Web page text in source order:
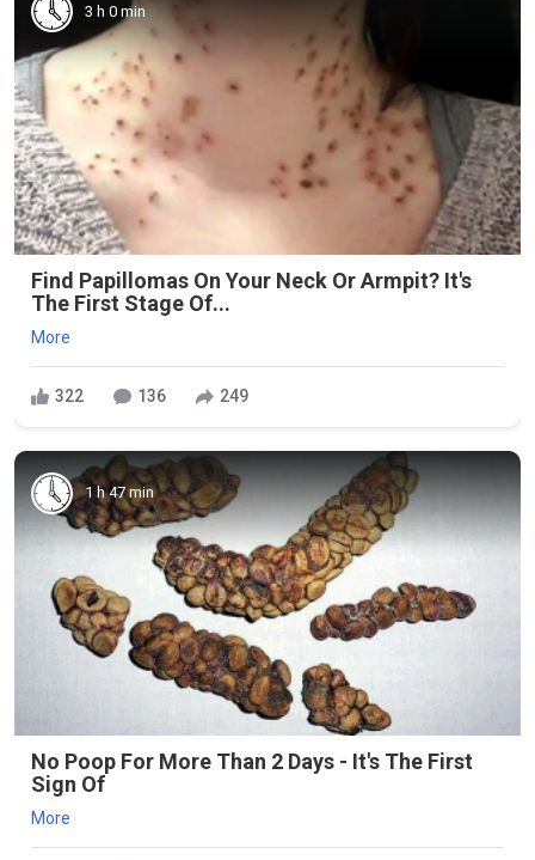
3 h 0 min
Find Papillomas On Your Neck Or Armpit? It's
The First Stage Of...
More
322 136 249
1 h 47 min
No Poop For More Than 2 Days - It's The First
Sign Of
More